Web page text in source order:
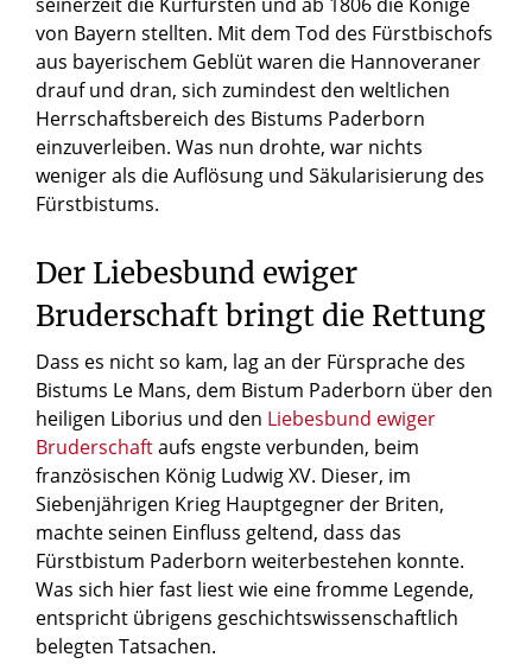
von Bayern stellten. Mit dem Tod des Fürstbischofs
aus bayerischem Geblüt waren die Hannoveraner
drauf und dran, sich zumindest den weltlichen
Herrschaftsbereich des Bistums Paderborn
einzuverleiben. Was nun drohte, war nichts
weniger als die Auflösung und Säkularisierung des
Fürstbistums.
Der Liebesbund ewiger
Bruderschaft bringt die Rettung
Dass es nicht so kam, lag an der Fürsprache des
Bistums Le Mans, dem Bistum Paderborn über den
heiligen Liborius und den Liebesbund ewiger
Bruderschaftaufs engste verbunden, beim
französischen König Ludwig XV. Dieser, im
Siebenjährigen Krieg Hauptgegner der Briten,
machte seinen Einfluss geltend, dass das
Fürstbistum Paderborn weiterbestehen konnte.
Was sich hier fast liest wie eine fromme Legende,
entspricht übrigens geschichtswissenschaftlich
belegten Tatsachen.